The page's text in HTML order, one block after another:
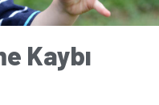
Kaybı